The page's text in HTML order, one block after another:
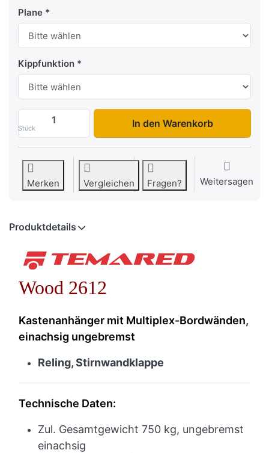
Plane
Kippfunktion
Stück
Wood 2612 zu 1.399,00 €, Menge 1.
In den Warenkorb
Merken Vergleichen Fragen? Weitersagen
Produktdetails
Wood 2612
Kastenanhänger mit Multiplex-Bordwänden,
einachsig ungebremst
Reling, Stirnwandklappe
Technische Daten:
Zul. Gesamtgewicht 750 kg, ungebremst
einachsig